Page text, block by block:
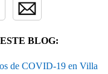
BLOG:
de COVID-19 en Villa